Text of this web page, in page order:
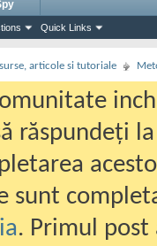
Quick Links
articole si tutoriale
răspundeți
sunt
. Primul